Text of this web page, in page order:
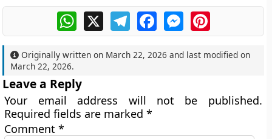
WhatsApp
X TelegramFacebookMessengerPinterest
Originally written on March 22, 2026 and last modified on
March 22, 2026.
Leave a Reply
Your email address will not be published.
Required fields are marked*
Comment*